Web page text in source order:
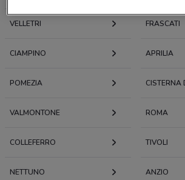
VELLETRI FRASCATI
CIAMPINO APRILIA
POMEZIA CISTERNA
VALMONTONE ROMA
COLLEFERRO TIVOLI
NETTUNO ANZIO